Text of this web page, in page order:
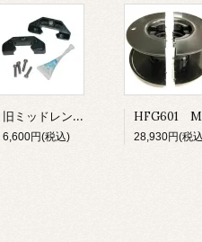
旧ミッドレンジトラベラーカー用 カーエンドキャップ
6,600円(税込) 28,930円(税